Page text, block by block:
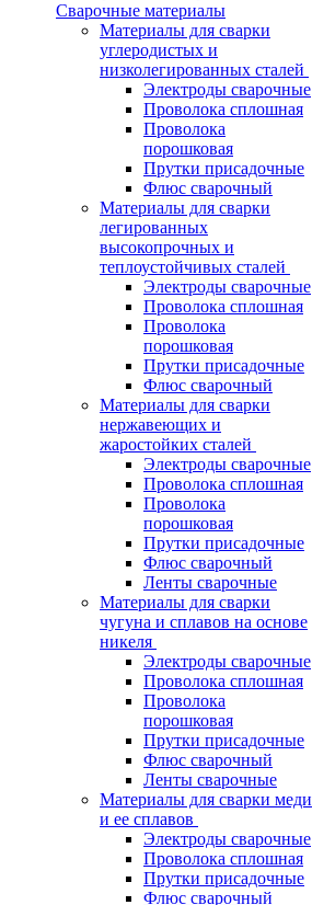
Сварочные материалы
Материалы для сварки
углеродистых и
низколегированных сталей
Электроды сварочные
Проволока сплошная
Проволока
порошковая
Прутки присадочные
Флюс сварочный
Материалы для сварки
легированных
высокопрочных и
теплоустойчивых сталей
Электроды сварочные
Проволока сплошная
Проволока
порошковая
Прутки присадочные
Флюс сварочный
Материалы для сварки
нержавеющих и
жаростойких сталей
Электроды сварочные
Проволока сплошная
Проволока
порошковая
Прутки присадочные
Флюс сварочный
Ленты сварочные
Материалы для сварки
чугуна и сплавов на основе
никеля
Электроды сварочные
Проволока сплошная
Проволока
порошковая
Прутки присадочные
Флюс сварочный
Ленты сварочные
Материалы для сварки меди
и ее сплавов
Электроды сварочные
Проволока сплошная
Прутки присадочные
Флюс сварочный